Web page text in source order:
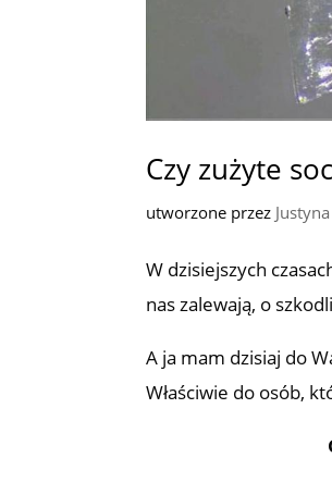
Czy zużyte
utworzone przez
W dzisiejszych
nas zalewają, o
A ja mam dzisiaj do
Właściwie do osób,